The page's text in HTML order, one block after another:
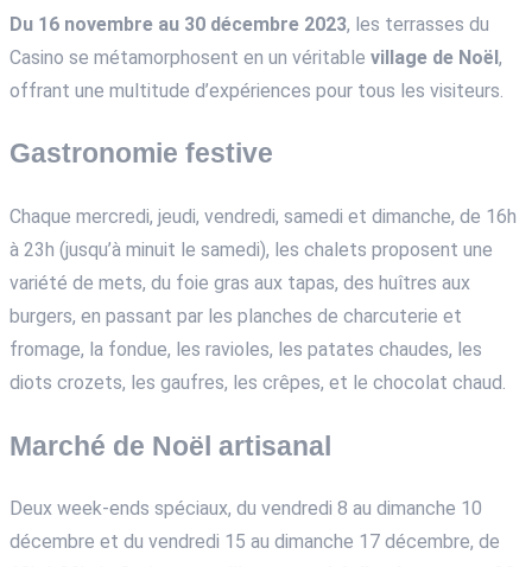
Du 16 novembre au 30 décembre 2023, les terrasses du
Casino se métamorphosent en un véritable village de Noël,
offrant une multitude d’expériences pour tous les visiteurs.
Gastronomie festive
Chaque mercredi, jeudi, vendredi, samedi et dimanche, de 16h
à 23h (jusqu’à minuit le samedi), les chalets proposent une
variété de mets, du foie gras aux tapas, des huîtres aux
burgers, en passant par les planches de charcuterie et
fromage, la fondue, les ravioles, les patates chaudes, les
diots crozets, les gaufres, les crêpes, et le chocolat chaud.
Marché de Noël artisanal
Deux week-ends spéciaux, du vendredi 8 au dimanche 10
décembre et du vendredi 15 au dimanche 17 décembre, de